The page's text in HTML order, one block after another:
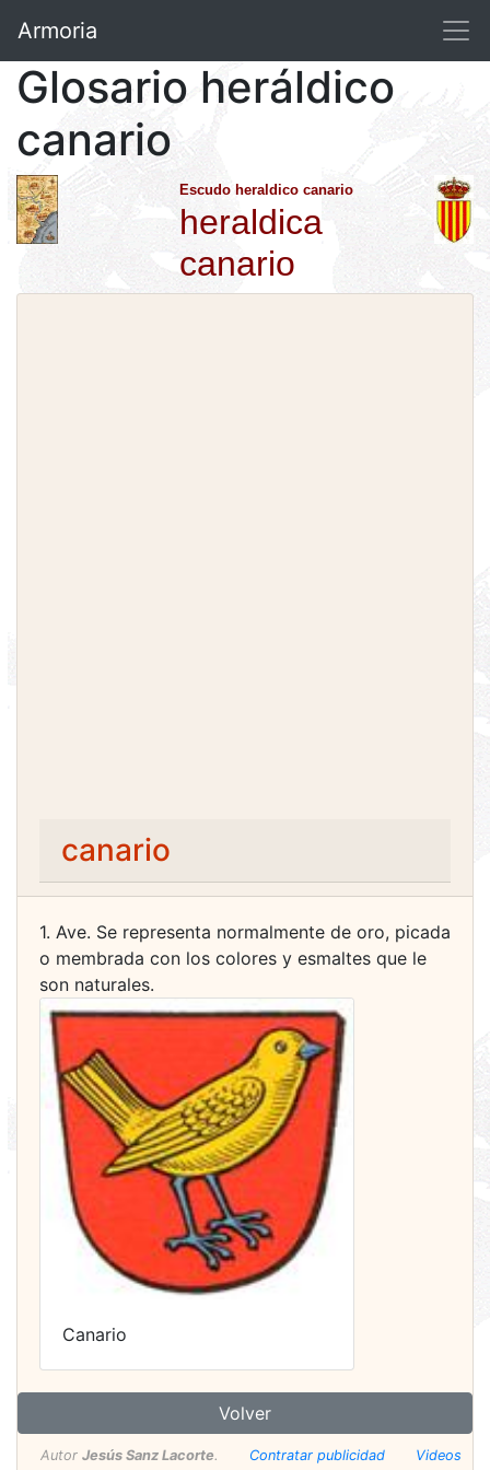
Armoria
Glosario heráldico
canario
Escudo heraldico canario
heraldica
canario
canario
1. Ave. Se representa normalmente de oro, picada
o membrada con los colores y esmaltes que le
son naturales.
Canario
Volver
Autor Jesús Sanz Lacorte. Contratar publicidad
Videos